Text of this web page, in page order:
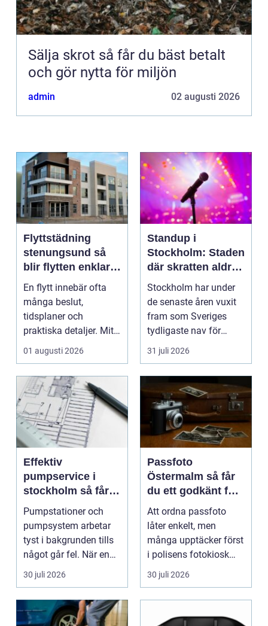
Sälja skrot så får du bäst betalt
och gör nytta för miljön
admin 02 augusti 2026
Flyttstädning
stenungsund så
blir flytten enklare
och mer trygg
En flytt innebär ofta
många beslut,
tidsplaner och
praktiska detaljer. Mitt
i allt hamnar
flyttstädn...
01 augusti 2026
Standup i
Stockholm: Staden
där skratten aldrig
tar paus
Stockholm har under
de senaste åren vuxit
fram som Sveriges
tydligaste nav för
livehumor....
31 juli 2026
Effektiv
pumpservice i
stockholm så får
du driftsäkra
anläggningar året
runt
Pumpstationer och
pumpsystem arbetar
tyst i bakgrunden tills
något går fel. När en
pump stannar hand...
30 juli 2026
Passfoto
Östermalm så får
du ett godkänt foto
utan stress
Att ordna passfoto
låter enkelt, men
många upptäcker först
i polisens fotokiosk
eller hos fotografen...
30 juli 2026